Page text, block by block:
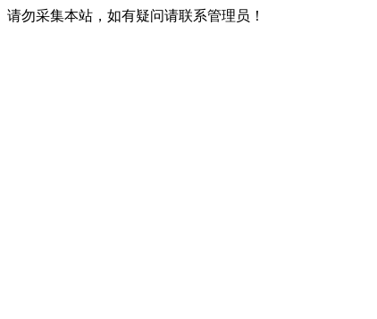
请勿采集本站，如有疑问请联系管理员！